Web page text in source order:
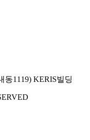
동1119) KERIS빌딩